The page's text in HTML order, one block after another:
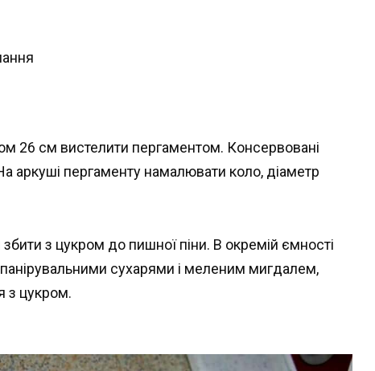
26 см вистелити пергаментом. Консервовані
аркуші пергаменту намалювати коло, діаметр
збити з цукром до пишної піни. В окремій ємності
сухарями і меленим мигдалем,
з цукром.